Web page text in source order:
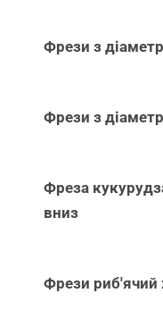
Фрези з
Фрези з
Фреза
вниз
Фрези риб'ячий